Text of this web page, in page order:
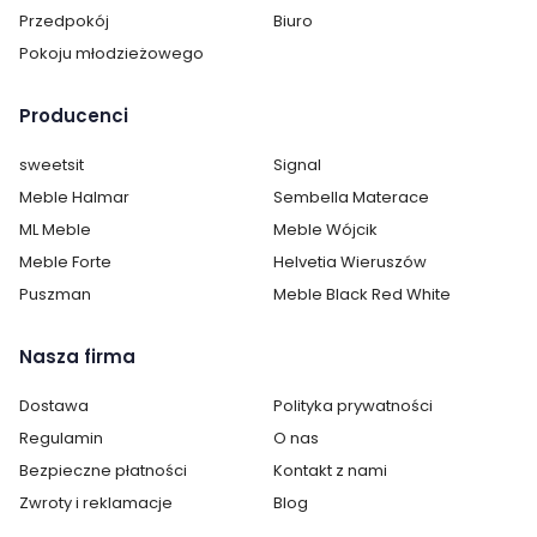
Szerokość:
Wysokość: 98 cm
Głębokość: 50 cm
Ilość szuflad:
Przedpokój
Biuro
Pokoju młodzieżowego
Producenci
sweetsit
Signal
Meble Halmar
Sembella Materace
ML Meble
Meble Wójcik
Meble Forte
Helvetia Wieruszów
Puszman
Meble Black Red White
Nasza firma
Dostawa
Polityka prywatności
Regulamin
O nas
Bezpieczne płatności
Kontakt z nami
Zwroty i reklamacje
Blog